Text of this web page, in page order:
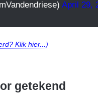
April 29,
Klik hier...)
getekend